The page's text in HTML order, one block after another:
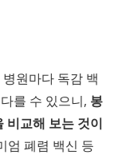
원마다 독감 백
를 수 있으니, 봉
비교해 보는 것이
엄 폐렴 백신 등